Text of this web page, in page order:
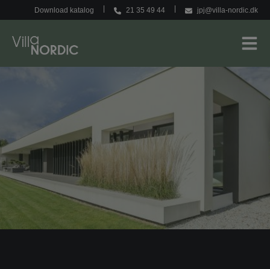
til
Download katalog 21 35 49 44 jpj@villa-nordic.dk